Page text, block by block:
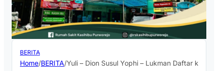
BERITA
Home/BERITA/Yuli – Dion Susul Yophi – Lukman Daftar ke